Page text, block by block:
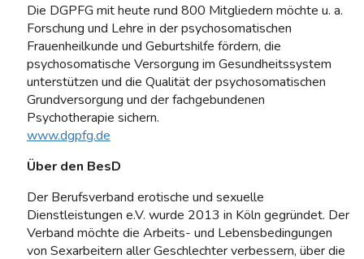
Die DGPFG mit heute rund 800 Mitgliedern möchte u. a.
Forschung und Lehre in der psychosomatischen
Frauenheilkunde und Geburtshilfe fördern, die
psychosomatische Versorgung im Gesundheitssystem
unterstützen und die Qualität der psychosomatischen
Grundversorgung und der fachgebundenen
Psychotherapie sichern.
www.dgpfg.de
Über den BesD
Der Berufsverband erotische und sexuelle
Dienstleistungen e.V. wurde 2013 in Köln gegründet. Der
Verband möchte die Arbeits- und Lebensbedingungen
von Sexarbeitern aller Geschlechter verbessern, über die